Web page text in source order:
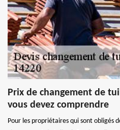
Prix de changement de
vous devez comprendre
Pour les propriétaires qui sont obligés